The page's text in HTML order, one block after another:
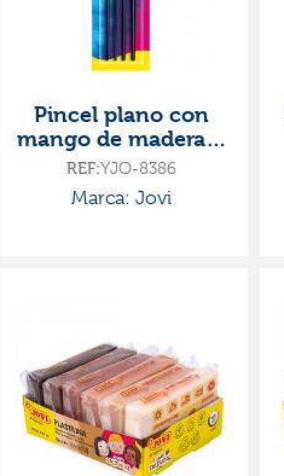
Pincel plano con
mango de madera 4
unidades
REF:YJO-8386
Marca: Jovi